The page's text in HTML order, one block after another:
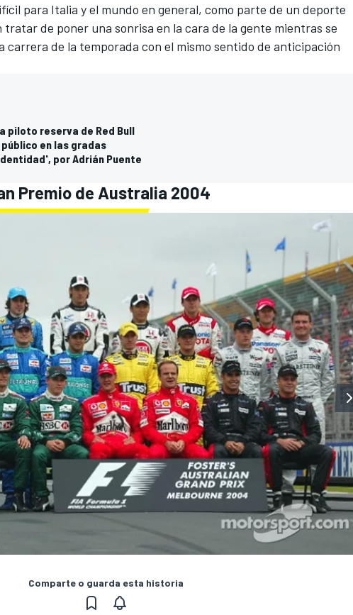
para Italia y el mundo en general, como parte de un deporte
de poner una sonrisa en la cara de la gente mientras se
carrera de la temporada con el mismo sentido de anticipación
piloto reserva de Red Bull
en las gradas
por Adrián Puente
Premio de Australia 2004
Comparte o guarda esta historia